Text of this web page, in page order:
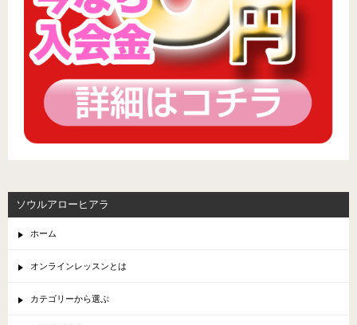
ソウルアローヒアラ
ホーム
オンラインレッスンとは
カテゴリーから選ぶ